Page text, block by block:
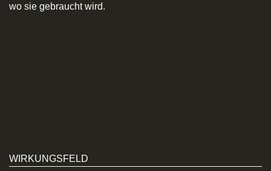
wo sie gebraucht wird.
WIRKUNGSFELD